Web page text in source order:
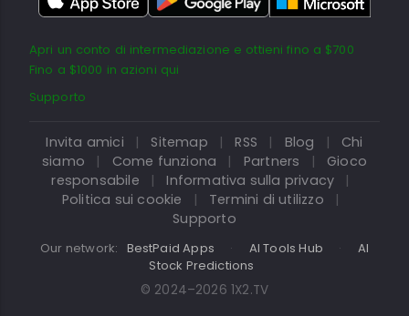
Apri un conto di intermediazione e ottieni fino a $700
Fino a $1000 in azioni qui
Supporto
Invita amici | Sitemap | RSS | Blog |
Chi
siamo
| Come funziona | Partners |
Gioco
responsabile
| Informativa sulla privacy
|
Politica sui cookie
| Termini di utilizzo
|
Supporto
Our network: BestPaid Apps · AI Tools Hub ·
AI
Stock Predictions
© 2024–2026 1X2.TV